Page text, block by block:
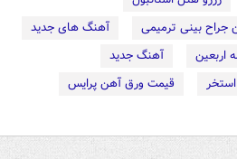
جراح بینی ترمیمی
آهنگ های جدید
اربعین
آهنگ جدید
قیمت ورق آهن پرایس